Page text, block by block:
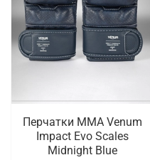
Перчатки ММА Venum
Impact Evo Scales
Midnight Blue